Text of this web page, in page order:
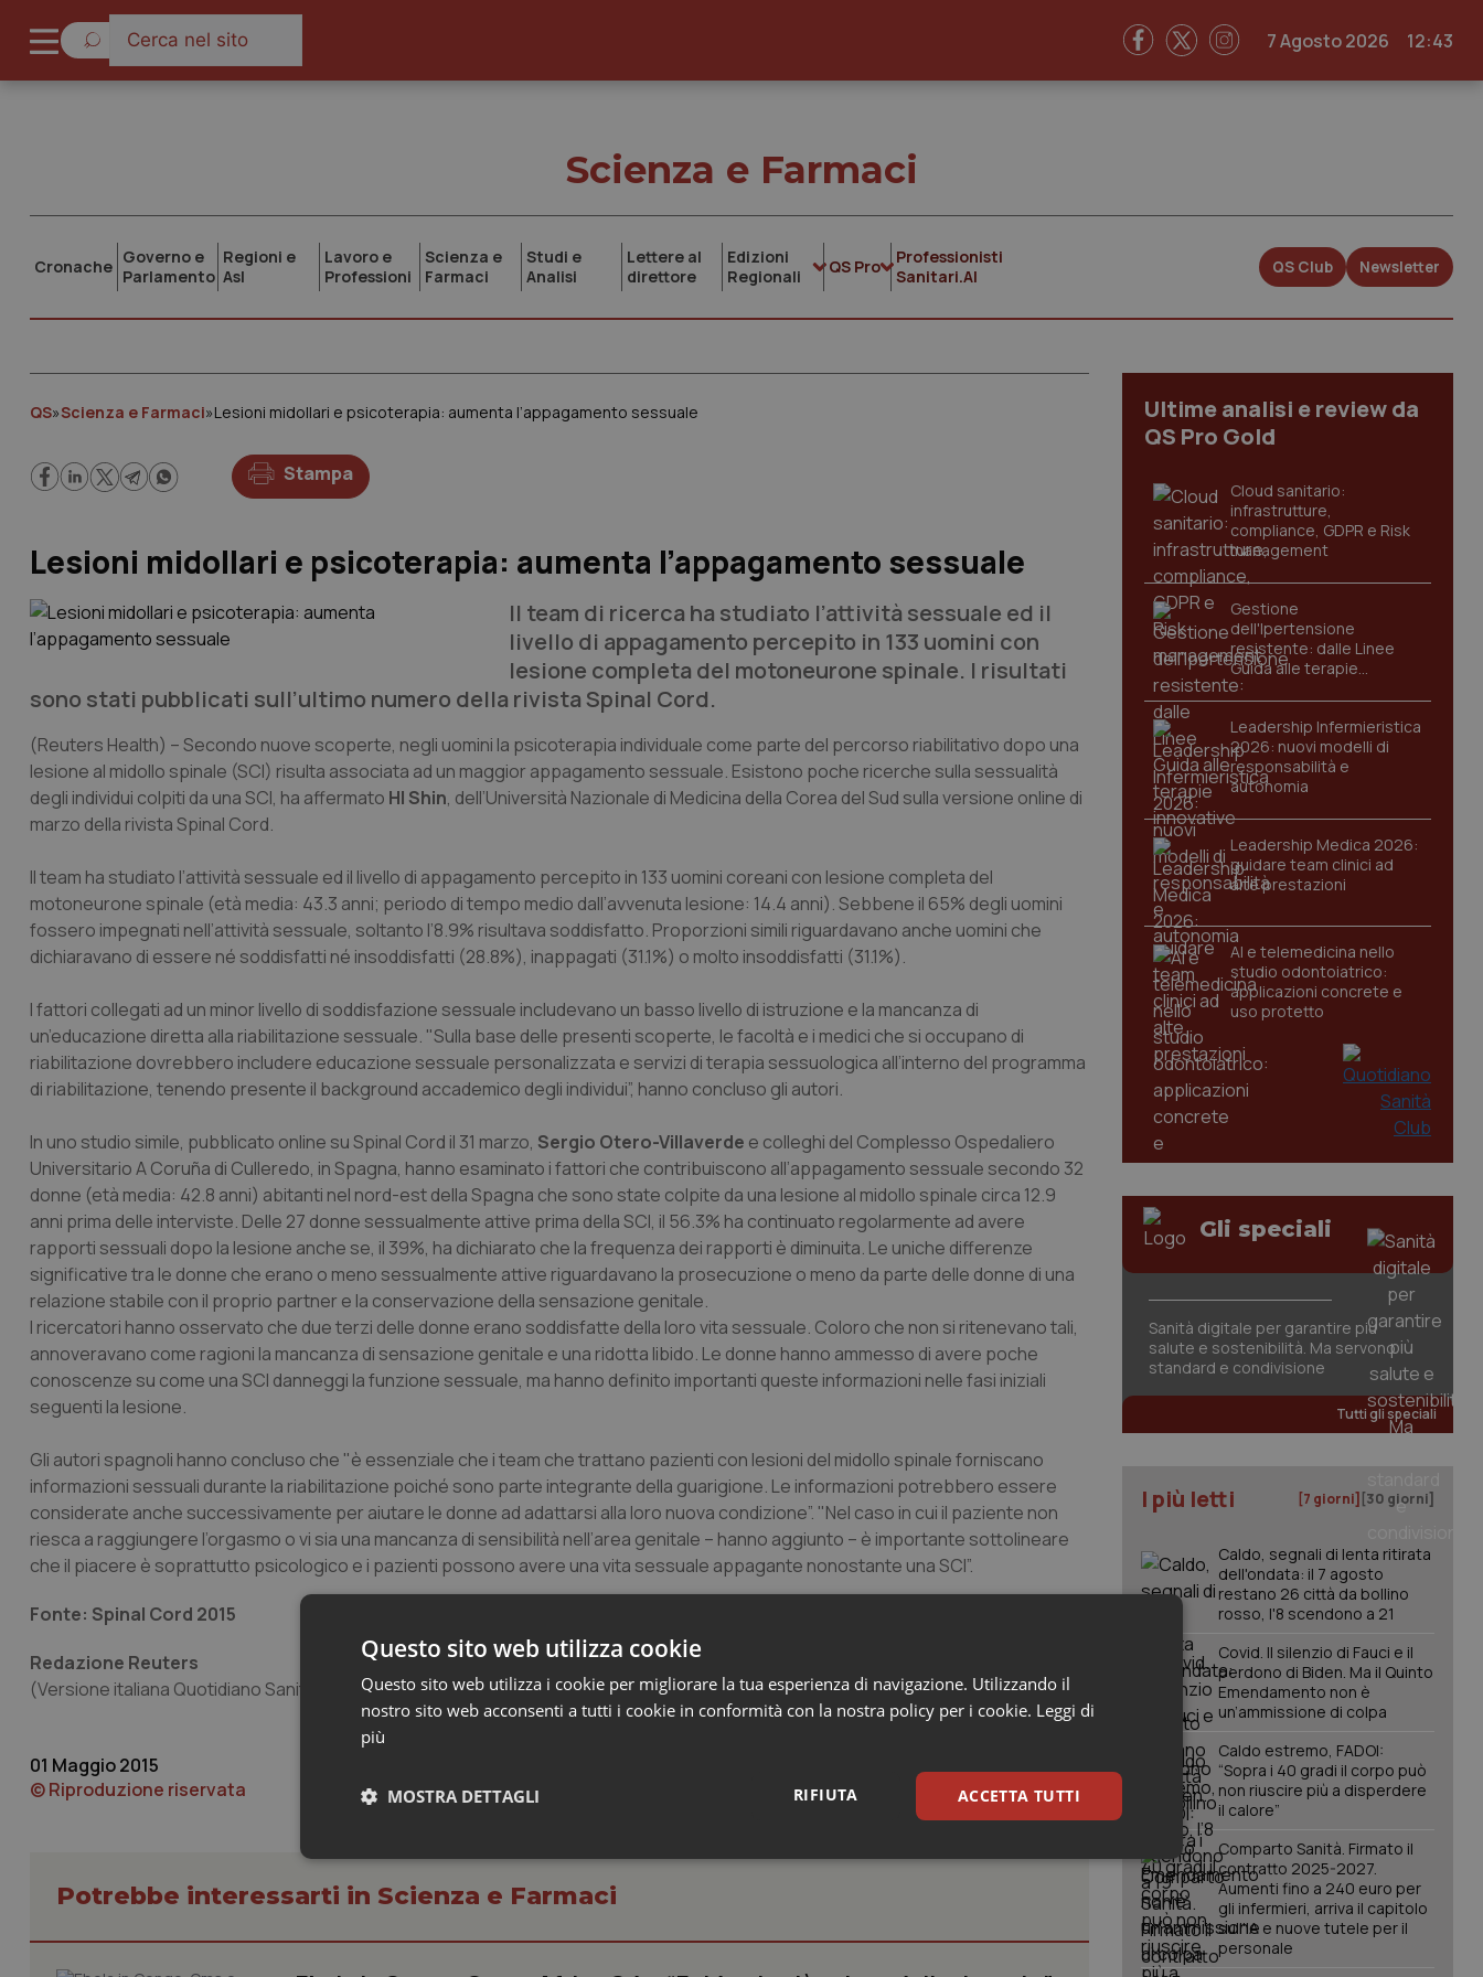
7 Agosto 2026 12:43
Scienza e Farmaci
Cronache Governo e
Parlamento
Regioni e
Asl
Lavoro e
Professioni
Scienza e
Farmaci
Studi e
Analisi
Lettere al
direttore
Edizioni
Regionali
QS Pro
Professionisti
Sanitari.AI
QS Club Newsletter
QS»Scienza e Farmaci»Lesioni midollari e psicoterapia: aumenta l’appagamento sessuale
Stampa
Lesioni midollari e psicoterapia: aumenta l’appagamento sessuale
Il team di ricerca ha studiato l’attività sessuale ed il
livello di appagamento percepito in 133 uomini con
lesione completa del motoneurone spinale. I risultati
sono stati pubblicati sull’ultimo numero della rivistaSpinal Cord.
(Reuters Health) – Secondo nuove scoperte, negli uomini la psicoterapia individuale come parte del percorso riabilitativo dopo una
lesione al midollo spinale (SCI) risulta associata ad un maggior appagamento sessuale. Esistono poche ricerche sulla sessualità
degli individui colpiti da una SCI, ha affermato HI Shin, dell’Università Nazionale di Medicina della Corea del Sud sulla versione online di
marzo della rivistaSpinal Cord.
Il team ha studiato l’attività sessuale ed il livello di appagamento percepito in 133 uomini coreani con lesione completa del
motoneurone spinale (età media: 43.3 anni; periodo di tempo medio dall’avvenuta lesione: 14.4 anni). Sebbene il 65% degli uomini
fossero impegnati nell’attività sessuale, soltanto l’8.9% risultava soddisfatto. Proporzioni simili riguardavano anche uomini che
dichiaravano di essere né soddisfatti né insoddisfatti (28.8%), inappagati (31.1%) o molto insoddisfatti (31.1%).
I fattori collegati ad un minor livello di soddisfazione sessuale includevano un basso livello di istruzione e la mancanza di
un’educazione diretta alla riabilitazione sessuale. "Sulla base delle presenti scoperte, le facoltà e i medici che si occupano di
riabilitazione dovrebbero includere educazione sessuale personalizzata e servizi di terapia sessuologica all’interno del programma
di riabilitazione, tenendo presente il background accademico degli individui”, hanno concluso gli autori.
In uno studio simile, pubblicato online su Spinal Cord il 31 marzo, Sergio Otero-Villaverde e colleghi del Complesso Ospedaliero
Universitario A Coruña di Culleredo, in Spagna, hanno esaminato i fattori che contribuiscono all’appagamento sessuale secondo 32
donne (età media: 42.8 anni) abitanti nel nord-est della Spagna che sono state colpite da una lesione al midollo spinale circa 12.9
anni prima delle interviste. Delle 27 donne sessualmente attive prima della SCI, il 56.3% ha continuato regolarmente ad avere
rapporti sessuali dopo la lesione anche se, il 39%, ha dichiarato che la frequenza dei rapporti è diminuita. Le uniche differenze
significative tra le donne che erano o meno sessualmente attive riguardavano la prosecuzione o meno da parte delle donne di una
relazione stabile con il proprio partner e la conservazione della sensazione genitale.
I ricercatori hanno osservato che due terzi delle donne erano soddisfatte della loro vita sessuale. Coloro che non si ritenevano tali,
annoveravano come ragioni la mancanza di sensazione genitale e una ridotta libido. Le donne hanno ammesso di avere poche
conoscenze su come una SCI danneggi la funzione sessuale, ma hanno definito importanti queste informazioni nelle fasi iniziali
seguenti la lesione.
Gli autori spagnoli hanno concluso che "è essenziale che i team che trattano pazienti con lesioni del midollo spinale forniscano
informazioni sessuali durante la riabilitazione poiché sono parte integrante della guarigione. Le informazioni potrebbero essere
considerate anche successivamente per aiutare le donne ad adattarsi alla loro nuova condizione”. "Nel caso in cui il paziente non
riesca a raggiungere l’orgasmo o vi sia una mancanza di sensibilità nell’area genitale – hanno aggiunto – è importante sottolineare
che il piacere è soprattutto psicologico e i pazienti possono avere una vita sessuale appagante nonostante una SCI”.
Fonte: Spinal Cord 2015
Redazione Reuters
(Versione italiana Quotidiano Sanità/Popular Science)
01 Maggio 2015
© Riproduzione riservata
Potrebbe interessarti in Scienza e Farmaci
Ultime analisi e review da
QS Pro Gold
Cloud sanitario:
infrastrutture,
compliance, GDPR e Risk
management
Gestione
dell'Ipertensione
resistente: dalle Linee
Guida alle terapie
innovative
Leadership Infermieristica
2026: nuovi modelli di
responsabilità e
autonomia
Leadership Medica 2026:
guidare team clinici ad
alte prestazioni
AI e telemedicina nello
studio odontoiatrico:
applicazioni concrete e
uso protetto
Gli speciali
Sanità digitale per garantire più
salute e sostenibilità. Ma servono
standard e condivisione
Tutti gli speciali
I più letti [7 giorni] [30 giorni]
Caldo, segnali di lenta ritirata
dell'ondata: il 7 agosto
restano 26 città da bollino
rosso, l'8 scendono a 21
Covid. Il silenzio di Fauci e il
perdono di Biden. Ma il Quinto
Emendamento non è
un’ammissione di colpa
Caldo estremo, FADOI:
“Sopra i 40 gradi il corpo può
non riuscire più a disperdere
il calore”
Comparto Sanità. Firmato il
contratto 2025-2027.
Aumenti fino a 240 euro per
gli infermieri, arriva il capitolo
sull'IA e nuove tutele per il
personale
Questo sito web utilizza cookie
Questo sito web utilizza i cookie per migliorare la tua esperienza di navigazione. Utilizzando il
nostro sito web acconsenti a tutti i cookie in conformità con la nostra policy per i cookie. Leggi di
più
ACCETTA TUTTI
RIFIUTA
MOSTRA DETTAGLI
Necessari Statistici Marketing